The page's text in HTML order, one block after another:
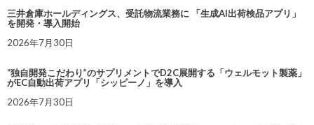
三井倉庫ホールディングス、受託物流業務に 「生成AI出荷検品アプリ」
を開発・導入開始
2026年7月30日
“独自開発こだわり”のサプリメントでD2C展開する「ウェルモット製薬」
がEC自動出荷アプリ「シッピーノ」を導入
2026年7月30日